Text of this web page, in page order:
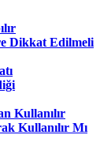
Dikkat Edilmeli
Kullanılır
Kullanılır Mı